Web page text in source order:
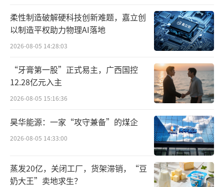
纯皮肤科学领域的头部企业以及全球最大的注
射美容公司之一。
在盘古智库研究院高级研究员江瀚看来，
高德美在纯皮肤科学领域的领导地位及其在全
球注射美容市场的显著影响力，可以为欧莱雅
提供扩大其高端美容业务版图的机会。“欧莱
雅近年来业绩增长放缓，尤其是高档化妆品市
场表现不佳，而高德美的加入能够为其带来新
的增长点，特别是通过其强大的品牌组合和市
场份额，进一步增强欧莱雅在皮肤科学和医美
领域的竞争力。”江瀚说道。
柔性制造破解硬科技创新难题，嘉立创
以制造平权助力物理AI落地
2026-08-05 14:28:03
“牙膏第一股”正式易主，广西国控
12.28亿元入主
2026-08-05 15:16:36
昊华能源：一家“攻守兼备”的煤企
2026-08-05 14:33:00
蒸发20亿，关闭工厂，货架滞销，“豆
奶大王”卖地求生？